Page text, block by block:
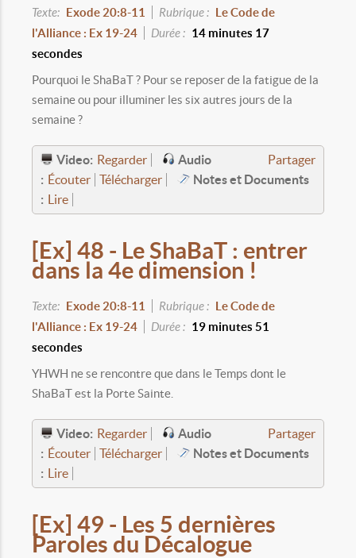
Texte: Exode 20:8-11 Rubrique : Le Code de
l'Alliance : Ex 19-24
Durée : 14 minutes 17
secondes
Pourquoi le ShaBaT ? Pour se reposer de la fatigue de la
semaine ou pour illuminer les six autres jours de la
semaine ?
Partager
Video: Regarder
Audio
: Écouter Télécharger
Notes et Documents
:
Lire
[Ex] 48 - Le ShaBaT : entrer
dans la 4e dimension !
Texte: Exode 20:8-11 Rubrique : Le Code de
l'Alliance : Ex 19-24
Durée : 19 minutes 51
secondes
YHWH ne se rencontre que dans le Temps dont le
ShaBaT est la Porte Sainte.
Partager
Video: Regarder
Audio
: Écouter Télécharger
Notes et Documents
:
Lire
[Ex] 49 - Les 5 dernières
Paroles du Décalogue